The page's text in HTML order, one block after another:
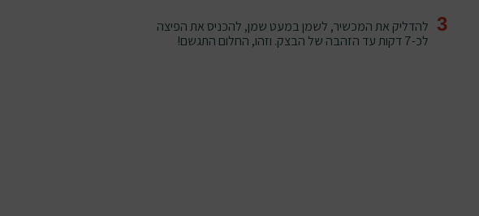
3 להדליק את המכשיר, לשמן במעט שמן, להכניס את הפיצה
לכ-7 דקות עד הזהבה של הבצק. וזהו, החלום התגשם!